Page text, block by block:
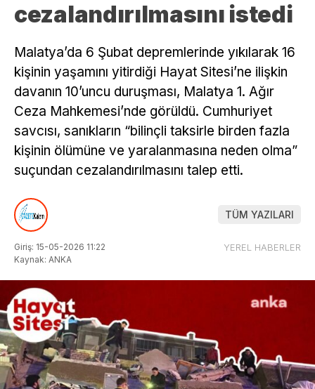
cezalandırılmasını istedi
Malatya’da 6 Şubat depremlerinde yıkılarak 16
kişinin yaşamını yitirdiği Hayat Sitesi’ne ilişkin
davanın 10’uncu duruşması, Malatya 1. Ağır
Ceza Mahkemesi’nde görüldü. Cumhuriyet
savcısı, sanıkların “bilinçli taksirle birden fazla
kişinin ölümüne ve yaralanmasına neden olma”
suçundan cezalandırılmasını talep etti.
TÜM YAZILARI
Giriş: 15-05-2026 11:22
Kaynak: ANKA
YEREL HABERLER